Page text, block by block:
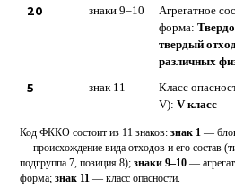
20 знаки 9–10
Агрегатное
форма:
твердый
различных
5 знак 11
Класс
V): V класс
Код ФККО состоит из 11 знаков: знак 1 —
— происхождение вида отходов и его состав
подгруппа 7, позиция 8); знаки 9–10 —
форма; знак 11 — класс опасности.